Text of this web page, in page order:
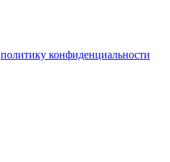
политику конфиденциальности